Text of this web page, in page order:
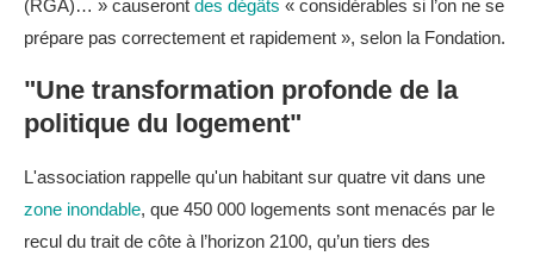
(RGA)… » causeront des dégâts « considérables si l’on ne se
prépare pas correctement et rapidement », selon la Fondation.
"Une transformation profonde de la
politique du logement"
L'association rappelle qu'un habitant sur quatre vit dans une
zone inondable, que 450 000 logements sont menacés par le
recul du trait de côte à l’horizon 2100, qu’un tiers des